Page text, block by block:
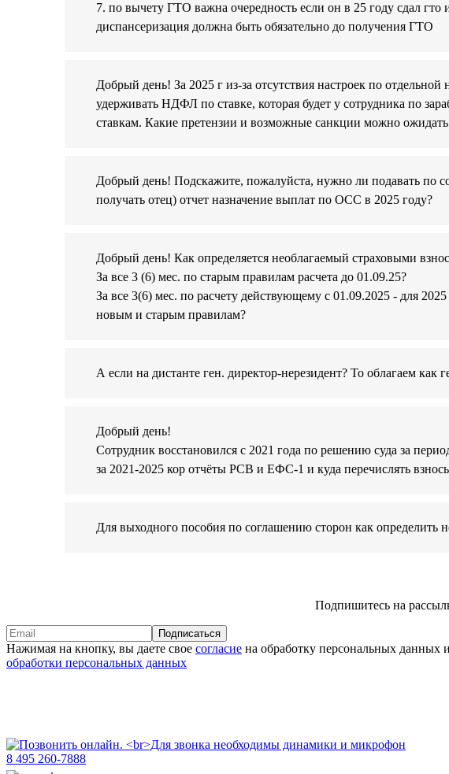
7. по вычету ГТО важна очередность если он в 25 году сдал
диспансеризация должна быть обязательно до получения ГТО
Добрый день! За 2025 г из-за отсутствия настроек по
удерживать НДФЛ по ставке, которая будет у сотрудника по
ставкам. Какие претензии и возможные санкции можно
Добрый день! Подскажите, пожалуйста, нужно ли подавать по
получать отец) отчет назначение выплат по ОСС в 2025 году?
Добрый день! Как определяется необлагаемый страховыми
За все 3 (6) мес. по старым правилам расчета до 01.09.25?
За все 3(6) мес. по расчету действующему с 01.09.2025 - для
новым и старым правилам?
А если на дистанте ген. директор-нерезидент? То облагаем
Добрый день!
Сотрудник восстановился с 2021 года по решению суда за
за 2021-2025 кор отчёты РСВ и ЕФС-1 и куда перечислять
Для выходного пособия по соглашению сторон как определить
Подпишитесь на
Подписаться
Нажимая на кнопку, вы даете свое согласие на обработку персональных данных
обработки персональных данных
8 495 260-7888